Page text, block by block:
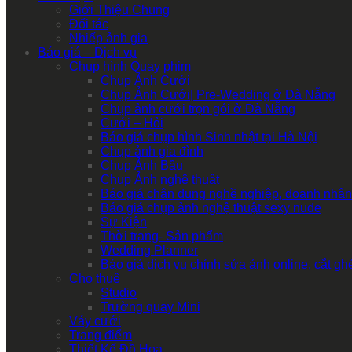
Giới Thiệu Chung
Đối tác
Nhiếp ảnh gia
Báo giá – Dịch vụ
Chụp hình Quay phim
Chụp Ảnh Cưới
Chụp Ảnh Cưới| Pre-Wedding ở Đà Nẵng
Chụp ảnh cưới trọn gói ở Đà Nẵng
Cưới – Hỏi
Báo giá chụp hình Sinh nhật tại Hà Nội
Chụp ảnh gia đình
Chụp Ảnh Bầu
Chụp Ảnh nghệ thuật
Báo giá chân dung nghề nghiệp, doanh nhân
Báo giá chụp ảnh nghệ thuật sexy nude
Sự Kiện
Thời trang- Sản phẩm
Wedding Planner
Báo giá dịch vụ chỉnh sửa ảnh online, cắt
Cho thuê
Studio
Trường quay Mini
Váy cưới
Trang điểm
Thiết Kế Đồ Họa